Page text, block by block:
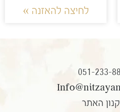
לחיצה להאזנה »
051-233-
האתר